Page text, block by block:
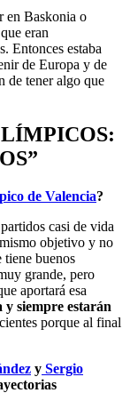
en Baskonia o
eran
Entonces estaba
de Europa y de
de tener algo que
de Valencia?
casi de vida
objetivo y no
tiene buenos
grande, pero
aportará esa
y siempre estarán
porque al final
y Sergio